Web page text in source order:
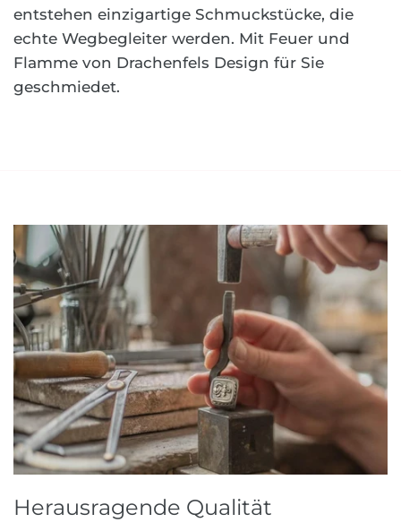
entstehen einzigartige Schmuckstücke, die
echte Wegbegleiter werden. Mit Feuer und
Flamme von Drachenfels Design für Sie
geschmiedet.
Herausragende Qualität